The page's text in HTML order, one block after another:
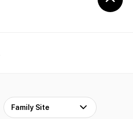
Family Site